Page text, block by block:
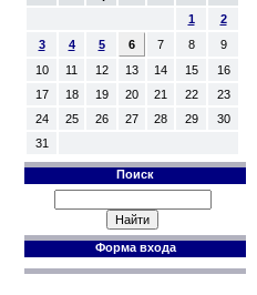
1
2
3
4 5 6 7 8
9
10
11 12 13 14 15
16
17
18 19 20 21 22
23
24
25 26 27 28 29
30
31
Поиск
Форма входа